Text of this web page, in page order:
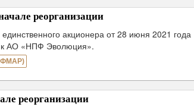
реорганизации
акционера от 28 июня 2021 года
к АО «НПФ Эволюция».
реорганизации